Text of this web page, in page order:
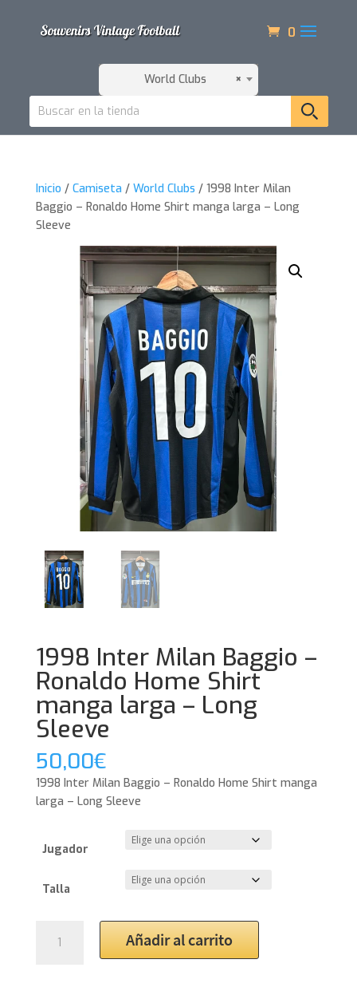
0
×
World Clubs
Inicio / Camiseta / World Clubs / 1998 Inter Milan
Baggio – Ronaldo Home Shirt manga larga – Long
Sleeve
1998 Inter Milan Baggio –
Ronaldo Home Shirt
manga larga – Long
Sleeve
50,00€
1998 Inter Milan Baggio – Ronaldo Home Shirt manga
larga – Long Sleeve
Jugador
Talla
Inter
Añadir al carrito